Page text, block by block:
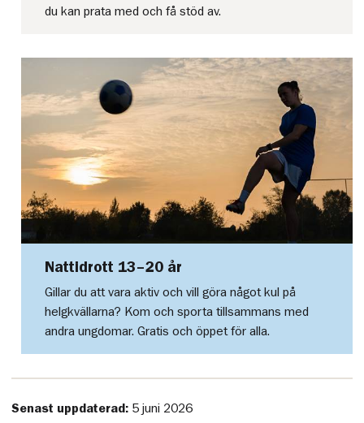
du kan prata med och få stöd av.
Nattidrott 13–20 år
Gillar du att vara aktiv och vill göra något kul på
helgkvällarna? Kom och sporta tillsammans med
andra ungdomar. Gratis och öppet för alla.
Senast uppdaterad: 5 juni 2026